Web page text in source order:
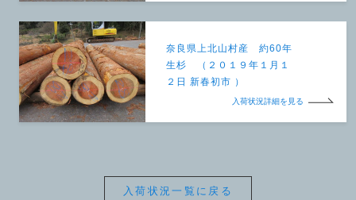
奈良県上北山村産 約60年
生杉 （２０１９年１月１
２日 新春初市 ）
入荷状況詳細を見る
入荷状況一覧に戻る